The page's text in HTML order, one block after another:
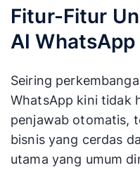
Fitur-Fitur
AI
Seiring
WhatsApp kini tidak
penjawab otomatis,
bisnis yang cerdas
utama yang umum